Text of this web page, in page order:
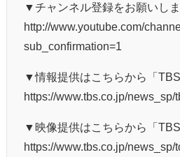
▼チャンネル登録をお願いしま
http://www.youtube.com/
sub_confirmation=1
▼情報提供はこちらから「TBS
https://www.tbs.co.jp/news_sp/
▼映像提供はこちらから「TBS
https://www.tbs.co.jp/news_sp/